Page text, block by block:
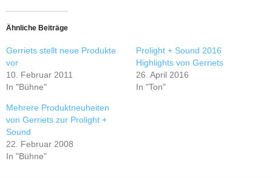
Ähnliche Beiträge
Gerriets stellt neue Produkte
vor
10. Februar 2011
In "Bühne"
Prolight + Sound 2016
Highlights von Gerriets
26. April 2016
In "Ton"
Mehrere Produktneuheiten
von Gerriets zur Prolight +
Sound
22. Februar 2008
In "Bühne"